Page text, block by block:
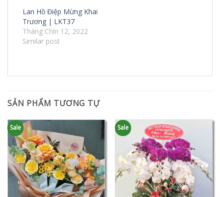
Lan Hồ Điệp Mừng Khai
Trương | LKT37
Tháng Chín 12, 2022
Similar post
SẢN PHẨM TƯƠNG TỰ
Sale Sale